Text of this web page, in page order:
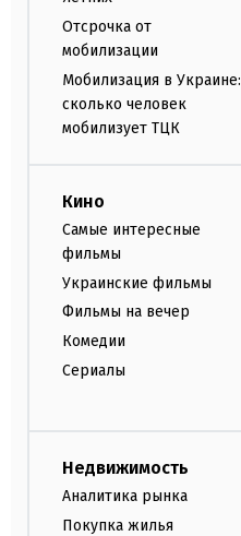
Отсрочка от
мобилизации
Мобилизация в Украине:
сколько человек
мобилизует ТЦК
Кино
Самые интересные
фильмы
Украинские фильмы
Фильмы на вечер
Комедии
Сериалы
Недвижимость
Аналитика рынка
Покупка жилья